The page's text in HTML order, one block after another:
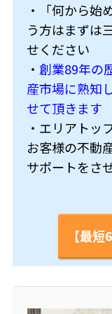
・「何から始
う方はまずは
せください
・ 創業89年の
産市場に熟知
せて頂きます
・エリアトッ
お客様の不動
サポートをさ
【最